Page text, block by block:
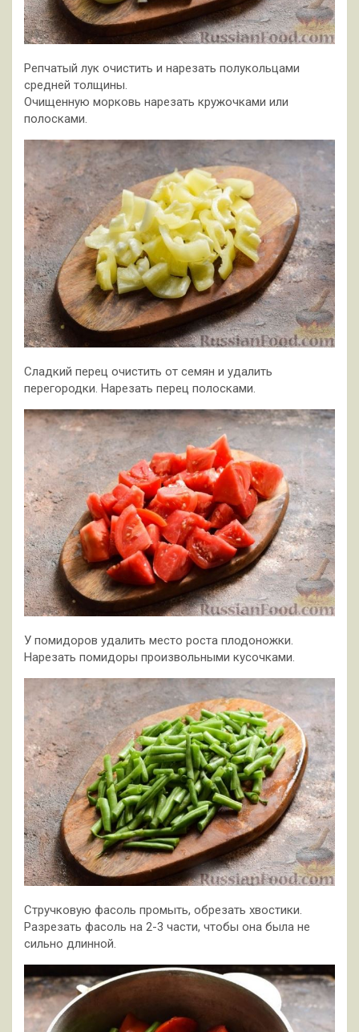
Репчатый лук очистить и нарезать полукольцами
средней толщины.
Очищенную морковь нарезать кружочками или
полосками.
Сладкий перец очистить от семян и удалить
перегородки. Нарезать перец полосками.
У помидоров удалить место роста плодоножки.
Нарезать помидоры произвольными кусочками.
Стручковую фасоль промыть, обрезать хвостики.
Разрезать фасоль на 2-3 части, чтобы она была не
сильно длинной.